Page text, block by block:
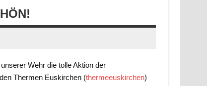
Wehr die tolle Aktion der
Thermen Euskirchen (thermeeuskirchen)